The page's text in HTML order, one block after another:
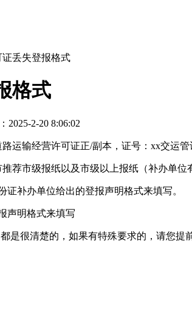
丢失登报格式
格式
2025-2-20 8:06:02
运输经营许可证正/副本，证号：xx交运管
荐市级报纸以及市级以上报纸（补办单位
补办单位给出的登报声明格式来填写。
声明格式来填写
是很清楚的，如果有特殊要求的，请您提